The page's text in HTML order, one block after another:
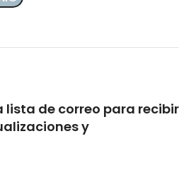
lista de correo para recibir
y